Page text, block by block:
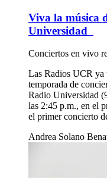
Viva la música
Universidad
Conciertos en vivo
Las Radios UCR ya
temporada de
Radio Universidad
las 2:45 p.m., en el
el primer concierto
Andrea Solano